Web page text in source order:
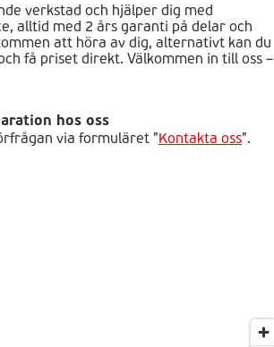
verkstad och hjälper dig med
alltid med 2 års garanti på delar och
att höra av dig, alternativt kan du
få priset direkt. Välkommen in till oss –
hos oss
via formuläret "Kontakta oss".